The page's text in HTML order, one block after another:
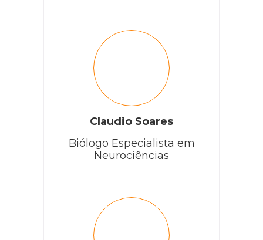
Claudio Soares
Biólogo Especialista em
Neurociências